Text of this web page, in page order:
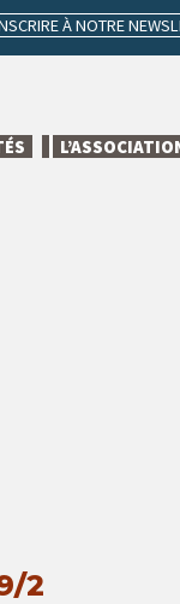
À NOTRE
2